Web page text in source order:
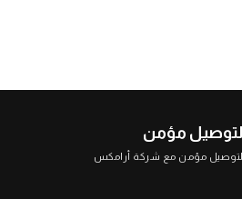
مؤمن
مؤمن مع شركة أرامكس